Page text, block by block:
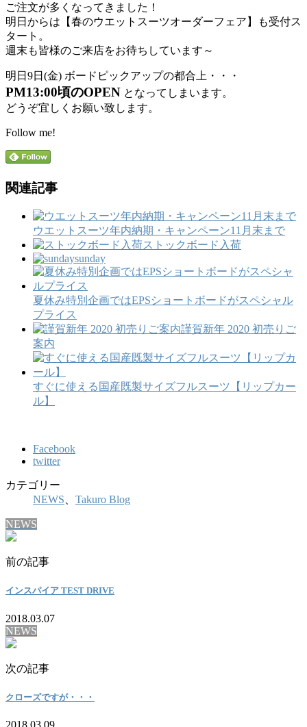
ご注文が多くなってきました！
明日からは【春のウエットスーツオーダーフェア】も受付ス
タート。
週末も皆様のご来店をお待ちしています～
明日9日(金) ボードピックアップの都合上・・・
PM13:00頃のOPEN となってしまいます。
どうぞ宜しくお願い致します。
Follow me!
関連記事
ウエットスーツ年内納期・キャンペーン11月末まで
ストックボード入荷
sunday
夏休み特別企画ではEPSショートボードがスペシャル
プライス
謹賀新年 2020 初売りご
案内
すぐに使える国産既製サイズフルスーツ【リップカー
ル】
Facebook
twitter
カテゴリー
NEWS
Takuro Blog
NEWS
前の記事
インスパイア TEST DRIVE
2018.03.07
NEWS
次の記事
クローズですが・・・
2018.03.09